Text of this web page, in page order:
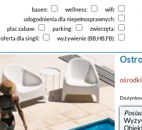
basen: wellness:
wifi:
udogodnienia dla niepełnosprawnych:
plac zabaw:
parking:
zwierzęta:
oferta dla singli:
wyżywienie (BB,HB,FB):